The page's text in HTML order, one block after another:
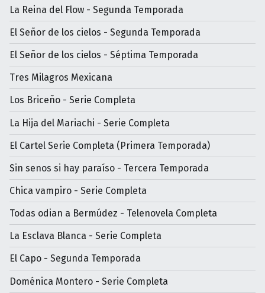
La Reina del Flow - Segunda Temporada
El Señor de los cielos - Segunda Temporada
El Señor de los cielos - Séptima Temporada
Tres Milagros Mexicana
Los Briceño - Serie Completa
La Hija del Mariachi - Serie Completa
El Cartel Serie Completa (Primera Temporada)
Sin senos si hay paraíso - Tercera Temporada
Chica vampiro - Serie Completa
Todas odian a Bermúdez - Telenovela Completa
La Esclava Blanca - Serie Completa
El Capo - Segunda Temporada
Doménica Montero - Serie Completa